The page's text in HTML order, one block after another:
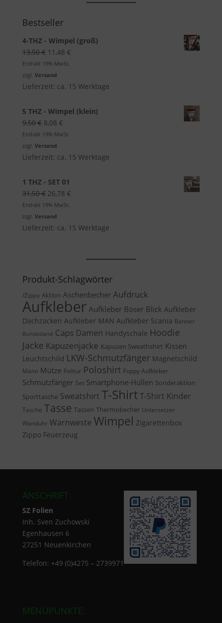
Bestseller
4-THZ - Wimpel (groß)
13,50€ Ursprünglicher
Preis
war:
13,50 €
11,48 €Aktueller
11,48 €.
Enthält 19% MwSt.
zzgl. Versand
Lieferzeit: ca. 15 Werktage
5 THZ - Wimpel (klein)
9,50€ Ursprünglicher
Preis
war:
9,50 €
8,08 €Aktueller
Preis
8,08 €.
Enthält 19% MwSt.
zzgl. Versand
Lieferzeit: ca. 15 Werktage
1 THZ - SET 01
31,50€ Ursprünglicher
Preis
war:
31,50 €
26,78 €Aktueller
26,78 €.
Enthält 19% MwSt.
zzgl. Versand
Lieferzeit: ca. 15 Werktage
Produkt-Schlagwörter
/Zippo Aktion Aschenbecher Aufdruck
Aufkleber Aufkleber Böser Blick Aufkleber
Dachzacken Aufkleber MAN Aufkleber Scania Banner
Bundesland Caps Damen Handyschale Hoodie
Jacke Kapuzenjacke Kapuzen Sweathshirt Kissen
Leuchtschild LKW-Schmutzfänger Magnetschild
Mann Mütze Politur Poloshirt Poppy Aufkleber
Schmutzfänger Set Smartphone-Hüllen Sonderaktion
Sporttasche Sweatshirt T-ShirtT-Shirt Kinder
Tasche Tasse Tassen Thermobecher Untersetzer
Wanduhr Warnweste Wimpel Zigarettenbox
Zippo Feuerzeug
ANSCHRIFT:
SZ Folien
Inh. Sven Zuchowski
Egenhausen 6
27251 Neuenkirchen
Telefon: +49 (0)4275 – 2739971
MENÜPUNKTE: